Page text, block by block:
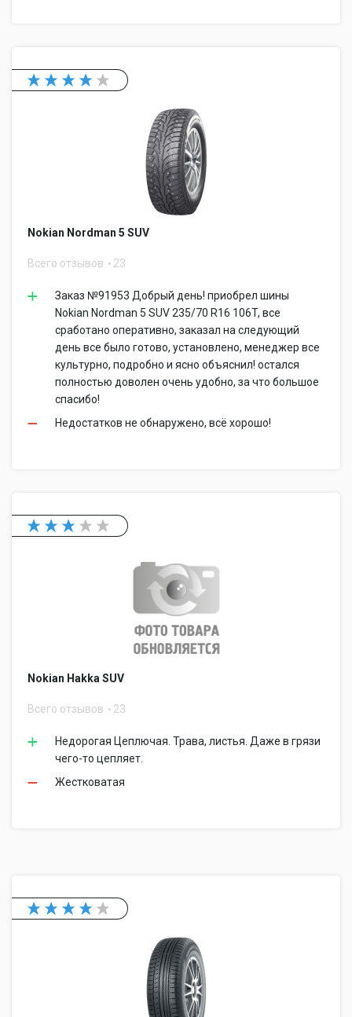
Nokian Nordman 5 SUV
Всего отзывов 23
Заказ №91953 Добрый день! приобрел шины
Nokian Nordman 5 SUV 235/70 R16 106T, все
сработано оперативно, заказал на следующий
день все было готово, установлено, менеджер все
культурно, подробно и ясно объяснил! остался
полностью доволен очень удобно, за что большое
спасибо!
Недостатков не обнаружено, всё хорошо!
Nokian Hakka SUV
Всего отзывов 23
Недорогая Цеплючая. Трава, листья. Даже в грязи
чего-то цепляет.
Жестковатая